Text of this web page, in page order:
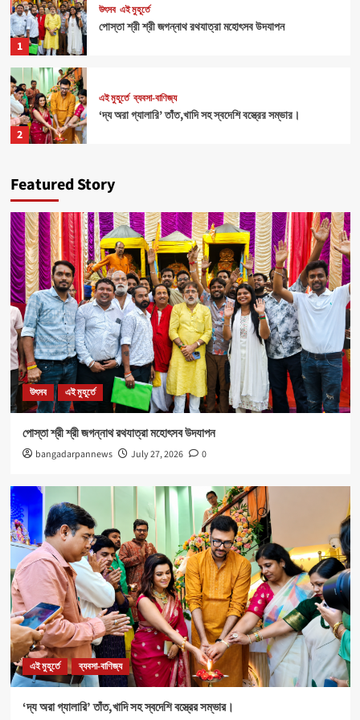
1
উৎসব এই মুহূর্তে
পোস্তা শ্রী শ্রী জগন্নাথ রথযাত্রা মহোৎসব উদযাপন
2
এই মুহূর্তে ব্যবসা-বাণিজ্য
‘দ্য অরা গ্যালারি’ তাঁত,খাদি সহ স্বদেশি বস্ত্রের সম্ভার।
3
Health
4
Sports এই মুহূর্তে
মহিলাদের আত্মনির্ভরতা রক্ষার জন্য বিশেষ ক্যাম্পের ব্যবস্থা।
উৎসব এই মুহূর্তে
নবযুবক সংঘ এবং শীতলা স্পোর্টিং ক্লাবের যৌথ উদ্যোগে রক্তদান
শিবির আয়োজিত।
1
উৎসব এই মুহূর্তে
2
এই মুহূর্তে ব্যবসা-বাণিজ্য
‘দ্য অরা গ্যালারি’ তাঁত,খাদি সহ স্বদেশি বস্ত্রের সম্ভার।
3
Health এই মুহূর্তে
৪০০ পড়ুয়ার হাতে ‘রিলোড ভাইটাল ইলেক্ট্রোলাইটস’ (অরেঞ্জ জুস)
Sports এই মুহূর্তে
Featured Story
উৎসব এই মুহূর্তে
পোস্তা শ্রী শ্রী জগন্নাথ রথযাত্রা মহোৎসব উদযাপন
bangadarpannews July 27, 2026 0
এই মুহূর্তে ব্যবসা-বাণিজ্য
‘দ্য অরা গ্যালারি’ তাঁত,খাদি সহ স্বদেশি বস্ত্রের সম্ভার।